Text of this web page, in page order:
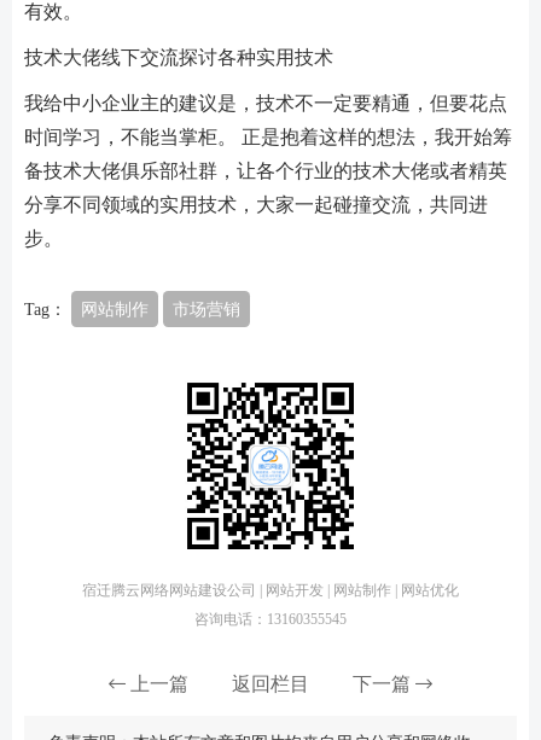
有效。
技术大佬线下交流探讨各种实用技术
我给中小企业主的建议是，技术不一定要精通，但要花点
时间学习，不能当掌柜。 正是抱着这样的想法，我开始筹
备技术大佬俱乐部社群，让各个行业的技术大佬或者精英
分享不同领域的实用技术，大家一起碰撞交流，共同进
步。
Tag： 网站制作 市场营销
宿迁腾云网络网站建设公司 | 网站开发 | 网站制作 | 网站优化
咨询电话：13160355545
上一篇 返回栏目 下一篇